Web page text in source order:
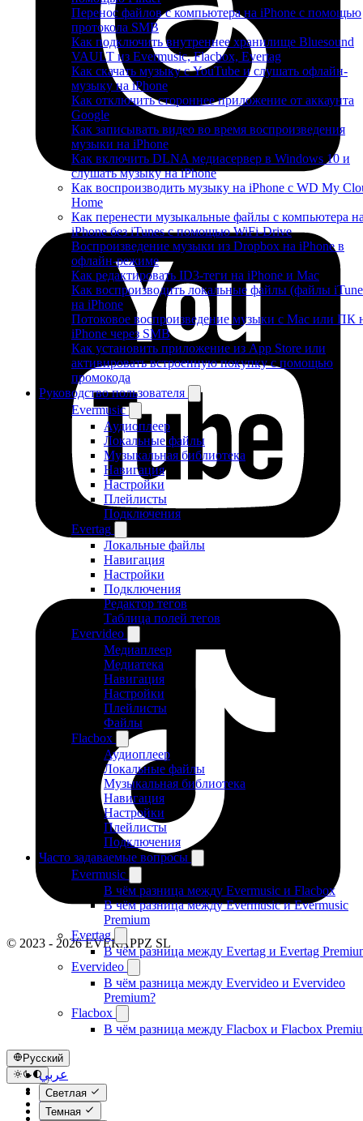
Перенос файлов с компьютера на iPhone с помощью
протокола SMB
Как подключить внутреннее хранилище Bluesound
VAULT из Evermusic, Flacbox, Evertag
Как скачать музыку с YouTube и слушать офлайн-
музыку на iPhone
Как отключить стороннее приложение от аккаунта
Google
Как записывать видео во время воспроизведения
музыки на iPhone
Как включить DLNA медиасервер в Windows 10 и
слушать музыку на iPhone
Как воспроизводить музыку на iPhone с WD My
Home
Как перенести музыкальные файлы с компьютера
iPhone без iTunes с помощью WiFi-Drive
Воспроизведение музыки из Dropbox на iPhone в
офлайн-режиме
Как редактировать ID3-теги на iPhone и Mac
Как воспроизводить локальные файлы (файлы
на iPhone
Потоковое воспроизведение музыки с Mac или ПК
iPhone через SMB
Как установить приложение из App Store или
активировать встроенную покупку с помощью
промокода
Руководство пользователя
Evermusic
Аудиоплеер
Локальные файлы
Музыкальная библиотека
Навигация
Настройки
Плейлисты
Подключения
Evertag
Локальные файлы
Навигация
Настройки
Подключения
Редактор тегов
Таблица полей тегов
Evervideo
Медиаплеер
Медиатека
Навигация
Настройки
Плейлисты
Файлы
Flacbox
Аудиоплеер
Локальные файлы
Музыкальная библиотека
Навигация
Настройки
Плейлисты
Подключения
Часто задаваемые вопросы
Evermusic
В чём разница между Evermusic и Flacbox
В чём разница между Evermusic и Evermusic
Premium
Evertag
В чём разница между Evertag и Evertag
Evervideo
В чём разница между Evervideo и Evervideo
Premium?
Flacbox
В чём разница между Flacbox и Flacbox
Русский
عربي
Català
Čeština
Dansk
Светлая
Темная
© 2023 - 2026 EVERAPPZ SL